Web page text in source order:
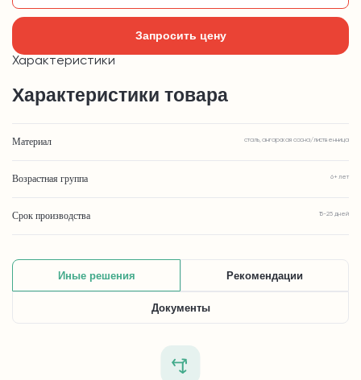
Запросить цену
Характеристики
Характеристики товара
Материал сталь, ангарская сосна/лиственница
Возрастная группа 6+ лет
Срок производства 15-25 дней
Иные решения Рекомендации
Документы